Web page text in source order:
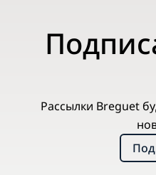
Рассылки Breguet